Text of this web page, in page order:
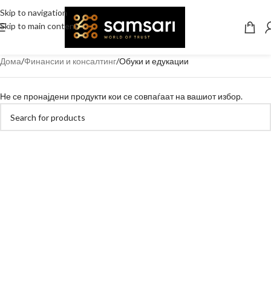
Skip to navigation
Skip to main content
Дома Финансии и консалтинг Обуки и едукации
Не се пронајдени продукти кои се совпаѓаат на вашиот избор.